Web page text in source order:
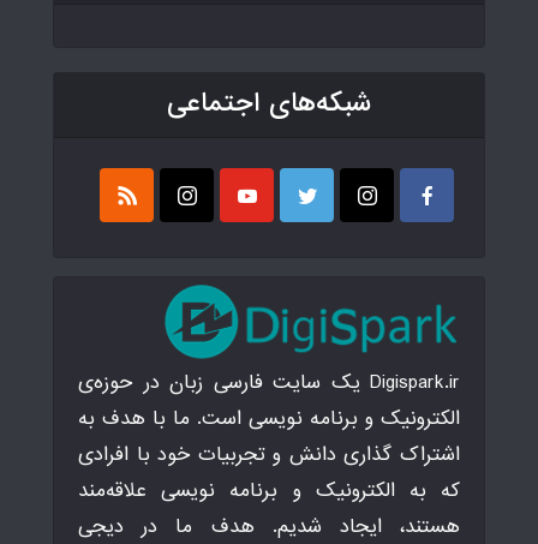
شبکه‌های اجتماعی
Digispark.ir یک سایت فارسی زبان در حوزه‌ی
الکترونیک و برنامه نویسی است. ما با هدف به
اشتراک گذاری دانش و تجربیات خود با افرادی
که به الکترونیک و برنامه نویسی علاقه‌مند
هستند، ایجاد شدیم. هدف ما در دیجی